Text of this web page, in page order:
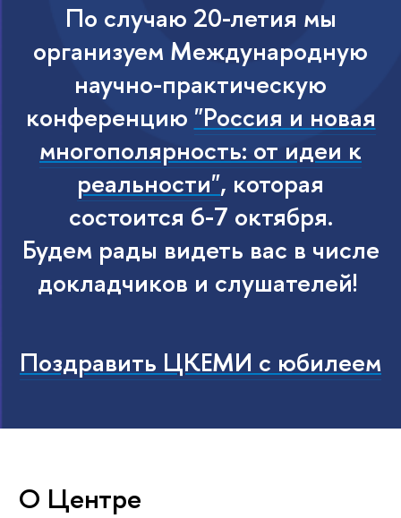
По случаю 20-летия мы
организуем Международную
научно-практическую
конференцию "Россия и новая
многополярность: от идеи к
реальности", которая
состоится 6-7 октября.
Будем рады видеть вас в числе
докладчиков и слушателей!
Поздравить ЦКЕМИ с юбилеем
О Центре